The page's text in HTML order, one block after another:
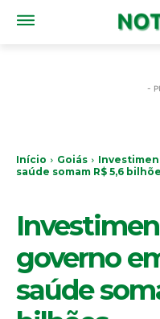
-
Início Goiás
saúde somam R$ 5,6
governo
saúde